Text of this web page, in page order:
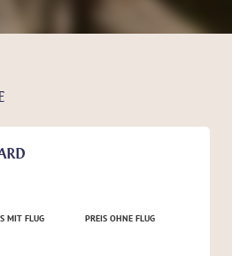
MIT FLUG PREIS OHNE FLUG